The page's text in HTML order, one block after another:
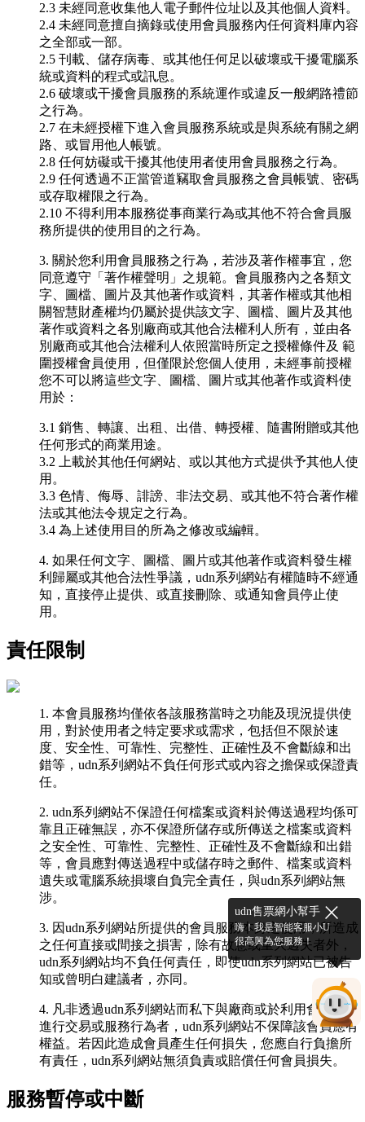
2.3 未經同意收集他人電子郵件位址以及其他個人資料。
2.4 未經同意擅自摘錄或使用會員服務內任何資料庫內容
之全部或一部。
2.5 刊載、儲存病毒、或其他任何足以破壞或干擾電腦系
統或資料的程式或訊息。
2.6 破壞或干擾會員服務的系統運作或違反一般網路禮節
之行為。
2.7 在未經授權下進入會員服務系統或是與系統有關之網
路、或冒用他人帳號。
2.8 任何妨礙或干擾其他使用者使用會員服務之行為。
2.9 任何透過不正當管道竊取會員服務之會員帳號、密碼
或存取權限之行為。
2.10 不得利用本服務從事商業行為或其他不符合會員服
務所提供的使用目的之行為。
3. 關於您利用會員服務之行為，若涉及著作權事宜，您
同意遵守「著作權聲明」之規範。會員服務內之各類文
字、圖檔、圖片及其他著作或資料，其著作權或其他相
關智慧財產權均仍屬於提供該文字、圖檔、圖片及其他
著作或資料之各別廠商或其他合法權利人所有，並由各
別廠商或其他合法權利人依照當時所定之授權條件及 範
圍授權會員使用，但僅限於您個人使用，未經事前授權
您不可以將這些文字、圖檔、圖片或其他著作或資料使
用於：
3.1 銷售、轉讓、出租、出借、轉授權、隨書附贈或其他
任何形式的商業用途。
3.2 上載於其他任何網站、或以其他方式提供予其他人使
用。
3.3 色情、侮辱、誹謗、非法交易、或其他不符合著作權
法或其他法令規定之行為。
3.4 為上述使用目的所為之修改或編輯。
4. 如果任何文字、圖檔、圖片或其他著作或資料發生權
利歸屬或其他合法性爭議，udn系列網站有權隨時不經通
知，直接停止提供、或直接刪除、或通知會員停止使
用。
責任限制
1. 本會員服務均僅依各該服務當時之功能及現況提供使
用，對於使用者之特定要求或需求，包括但不限於速
度、安全性、可靠性、完整性、正確性及不會斷線和出
錯等，udn系列網站不負任何形式或內容之擔保或保證責
任。
2. udn系列網站不保證任何檔案或資料於傳送過程均係可
靠且正確無誤，亦不保證所儲存或所傳送之檔案或資料
之安全性、可靠性、完整性、正確性及不會斷線和出錯
等，會員應對傳送過程中或儲存時之郵件、檔案或資料
遺失或電腦系統損壞自負完全責任，與udn系列網站無
涉。
3. 因udn系列網站所提供的會員服務本身之使用，所造成
之任何直接或間接之損害，除有故意或重大過失者外，
udn系列網站均不負任何責任，即使udn系列網站已被告
知或曾明白建議者，亦同。
4. 凡非透過udn系列網站而私下與廠商或於利用會員服務
進行交易或服務行為者，udn系列網站不保障該會員應有
權益。若因此造成會員產生任何損失，您應自行負擔所
有責任，udn系列網站無須負責或賠償任何會員損失。
服務暫停或中斷
udn售票網小幫手
嗨！我是智能客服小U
很高興為您服務！